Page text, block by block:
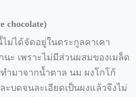
chocolate)
ม่ได้จัดอยู่ในตระกูลคาเคา
นะ เพราะไม่มีส่วนผสมของเมล็ด
ำมาจากน้ำตาล นม ผงโกโก้
บดจนละเอียดเป็นผงแล้วจึงไม่